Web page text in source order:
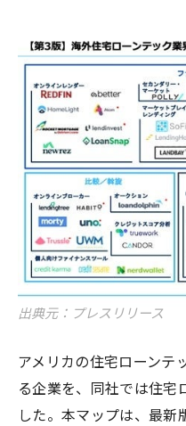
出典元：プレスリリース
アメリカの住宅ローンテ
る企業を、同社では住宅
した。本マップは、最新